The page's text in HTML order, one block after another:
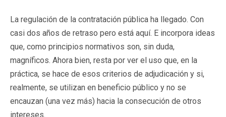
La regulación de la contratación pública ha llegado. Con
casi dos años de retraso pero está aquí. E incorpora ideas
que, como principios normativos son, sin duda,
magníficos. Ahora bien, resta por ver el uso que, en la
práctica, se hace de esos criterios de adjudicación y si,
realmente, se utilizan en beneficio público y no se
encauzan (una vez más) hacia la consecución de otros
intereses.